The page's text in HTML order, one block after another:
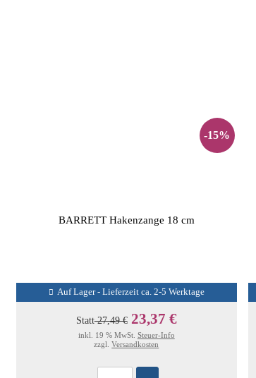
-15%
BARRETT Hakenzange 18 cm
Auf Lager - Lieferzeit ca. 2-5 Werktage
Statt27,49 € 23,37 €
inkl. 19 % MwSt. Steuer-Info
zzgl.Versandkosten